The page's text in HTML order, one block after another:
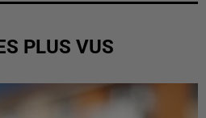
PLUS VUS